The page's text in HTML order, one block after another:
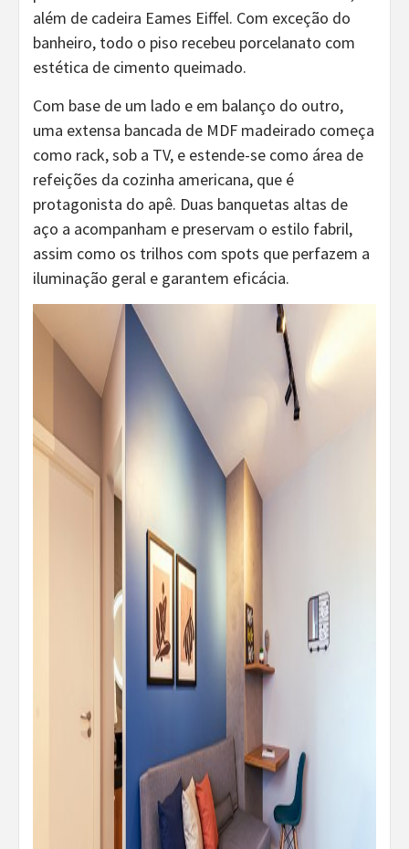
além de cadeira Eames Eiffel. Com exceção do
banheiro, todo o piso recebeu porcelanato com
estética de cimento queimado.
Com base de um lado e em balanço do outro,
uma extensa bancada de MDF madeirado começa
como rack, sob a TV, e estende-se como área de
refeições da cozinha americana, que é
protagonista do apê. Duas banquetas altas de
aço a acompanham e preservam o estilo fabril,
assim como os trilhos com spots que perfazem a
iluminação geral e garantem eficácia.